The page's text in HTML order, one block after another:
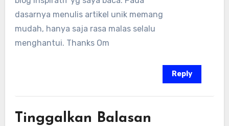
dasarnya menulis artikel unik memang
mudah, hanya saja rasa malas selalu
menghantui. Thanks Om
Reply
Tinggalkan Balasan